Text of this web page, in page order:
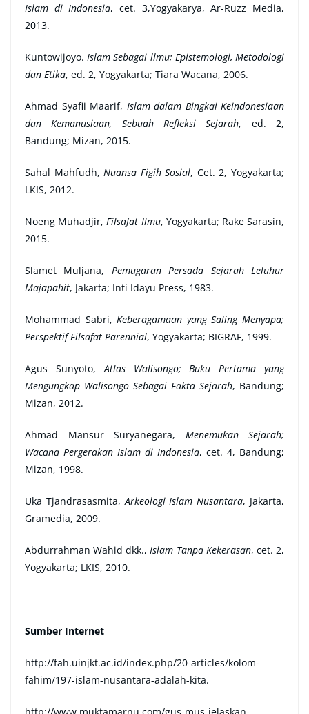
Islam di Indonesia, cet. 3,Yogyakarya, Ar-Ruzz Media,
2013.
Kuntowijoyo. Islam Sebagai llmu; Epistemologi, Metodologi
dan Etika, ed. 2, Yogyakarta; Tiara Wacana, 2006.
Ahmad Syafii Maarif, Islam dalam Bingkai Keindonesiaan
dan Kemanusiaan, Sebuah Refleksi Sejarah, ed. 2,
Bandung; Mizan, 2015.
Sahal Mahfudh,Nuansa Figih Sosial, Cet. 2, Yogyakarta;
LKIS, 2012.
Noeng Muhadjir, Filsafat Ilmu, Yogyakarta; Rake Sarasin,
2015.
Slamet Muljana, Pemugaran Persada Sejarah Leluhur
Majapahit, Jakarta; Inti Idayu Press, 1983.
Mohammad Sabri, Keberagamaan yang Saling Menyapa;
Perspektif Filsafat Parennial, Yogyakarta; BIGRAF, 1999.
Agus Sunyoto, Atlas Walisongo; Buku Pertama yang
Mengungkap Walisongo Sebagai Fakta Sejarah, Bandung;
Mizan, 2012.
Ahmad Mansur Suryanegara, Menemukan Sejarah;
Wacana Pergerakan Islam di Indonesia, cet. 4, Bandung;
Mizan, 1998.
Uka Tjandrasasmita, Arkeologi Islam Nusantara, Jakarta,
Gramedia, 2009.
Abdurrahman Wahid dkk., Islam Tanpa Kekerasan, cet. 2,
Yogyakarta; LKIS, 2010.
Sumber Internet
http://fah.uinjkt.ac.id/index.php/20-articles/kolom-
fahim/197-islam-nusantara-adalah-kita.
http://www.muktamarnu.com/gus-mus-jelaskan-